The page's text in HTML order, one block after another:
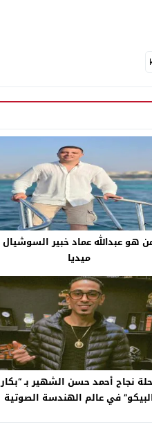
هو عبدالله عماد خبير السوشيال
ميديا
نجاح أحمد حسن الشهير بـ “بكار
في عالم الهندسة الصوتية